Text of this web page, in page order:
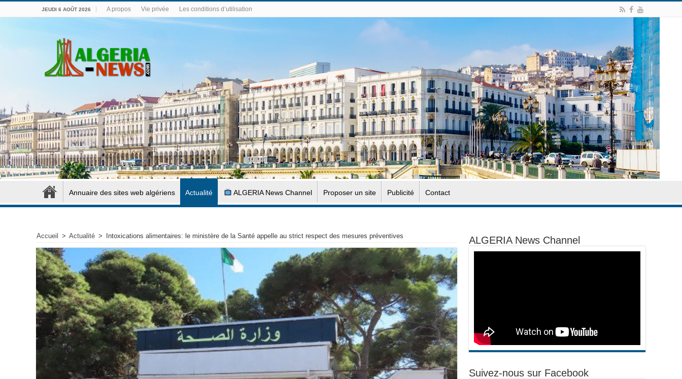
JEUDI 6 AOÛT 2026 A propos Vie privée Les conditions d’utilisation
Annuaire des sites web algériens Actualité ALGERIA News Channel Proposer un site Publicité Contact
Accueil > Actualité > Intoxications alimentaires: le ministère de la Santé appelle au strict respect des mesures préventives ALGERIA News Channel
Suivez-nous sur Facebook